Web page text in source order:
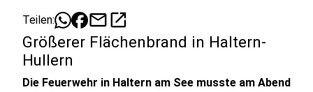
Teilen: mailopen_in_new
Größerer Flächenbrand in Haltern-
Hullern
Die Feuerwehr in Haltern am See musste am Abend